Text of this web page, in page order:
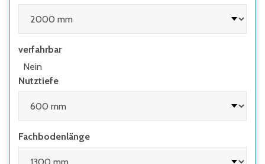
• wenn die Höhe des obersten Fachbodens
im Verhältnis zur Regaltiefe größer 5:1 ist
• wenn Regale mit Flügeltüren eingesetzt
größer 4:1 ist
• wenn Regale mit herausziehbaren
Elementen (z.B. Schubladen) und Regale mit
Leitern eingesetzt werden
verfahrbar
Nein
Nutztiefe
Fachbodenlänge